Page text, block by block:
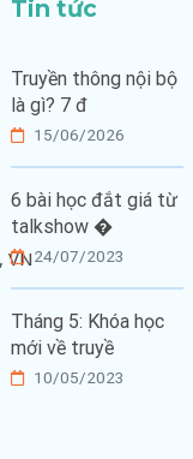
VN
Tin tức
Truyền thông nội bộ
là gì? 7 đ
15/06/2026
6 bài học đắt giá từ
talkshow �
24/07/2023
Tháng 5: Khóa học
mới về truyề
10/05/2023